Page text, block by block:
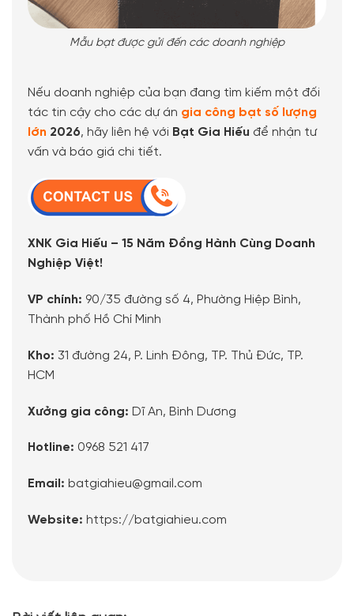
Mẫu bạt được gửi đến các doanh nghiệp
Nếu doanh nghiệp của bạn đang tìm kiếm một đối
tác tin cậy cho các dự án gia công bạt số lượng
lớn 2026, hãy liên hệ với Bạt Gia Hiếu để nhận tư
vấn và báo giá chi tiết.
XNK Gia Hiếu – 15 Năm Đồng Hành Cùng Doanh
Nghiệp Việt!
VP chính: 90/35 đường số 4, Phường Hiệp Bình,
Thành phố Hồ Chí Minh
Kho: 31 đường 24, P. Linh Đông, TP. Thủ Đức, TP.
HCM
Xưởng gia công: Dĩ An, Bình Dương
Hotline: 0968 521 417
Email: batgiahieu@gmail.com
Website: https://batgiahieu.com